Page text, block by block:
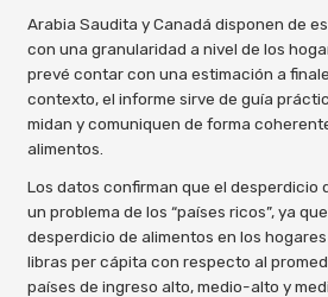
Arabia Saudita y Canadá disponen de
con una granularidad a nivel de los
prevé contar con una estimación a
contexto, el informe sirve de guía
midan y comuniquen de forma
alimentos.
Los datos confirman que el desperdicio
un problema de los “países ricos”, ya
desperdicio de alimentos en los
libras per cápita con respecto al
países de ingreso alto, medio-alto y